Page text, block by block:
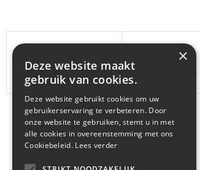
×
Deze website maakt
gebruik van cookies.
Deze website gebruikt cookies om uw
gebruikerservaring te verbeteren. Door
onze website te gebruiken, stemt u in met
alle cookies in overeenstemming met ons
Cookiebeleid. Lees verder